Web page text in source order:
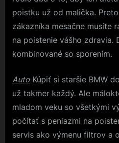
poistku už od malička.
zákazníka mesačne musíte
na poistenie vášho zdravia.
kombinované so sporením.
Auto Kúpiť si staršie BMW
už takmer každý. Ale
mladom veku so všetkými
počítať s peniazmi na
servis ako výmenu filtrov a